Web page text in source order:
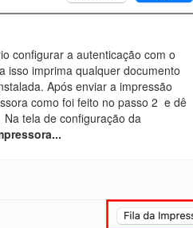
configurar a autenticação com o
isso imprima qualquer documento
Após enviar a impressão
como foi feito no passo 2 e dê
tela de configuração da